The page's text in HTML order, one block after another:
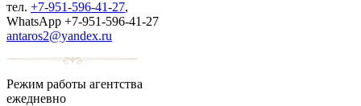
тел. +7-951-596-41-27,
WhatsApp +7-951-596-41-27
antaros2@yandex.ru
Режим работы агентства
ежедневно